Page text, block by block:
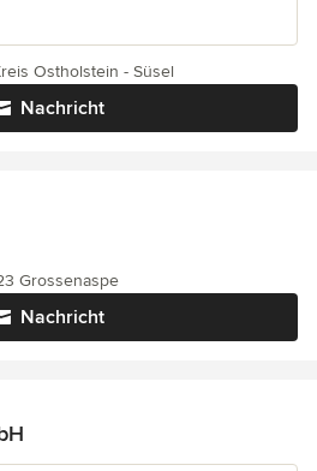
Nachricht
Ostholstein - Süsel
Nachricht
Grossenaspe